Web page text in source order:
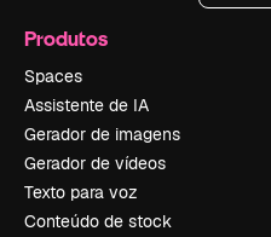
Produtos
Spaces
Assistente de IA
Gerador de imagens
Gerador de vídeos
Texto para voz
Conteúdo de stock